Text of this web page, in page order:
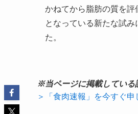
かねてから脂肪の質を
となっている新たな試
た。
※当ページに掲載している
＞「食肉速報」を今すぐ申